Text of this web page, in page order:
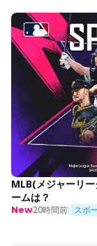
MLB(メジャーリ
ームは？
New20時間前 スポ